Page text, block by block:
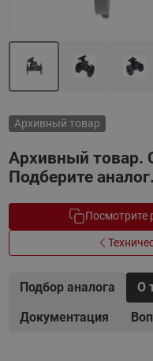
Архивный товар
Архивный товар.
Подберите аналог.
Посмотрите
Подбор аналога О
Документация